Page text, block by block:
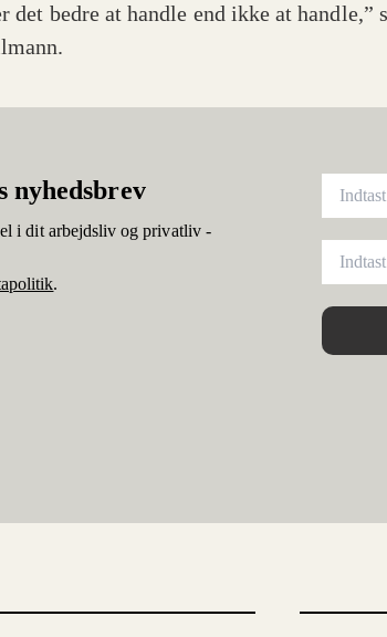
det bedre at handle end ikke at handle,”
nyhedsbrev
i dit arbejdsliv og privatliv -
.